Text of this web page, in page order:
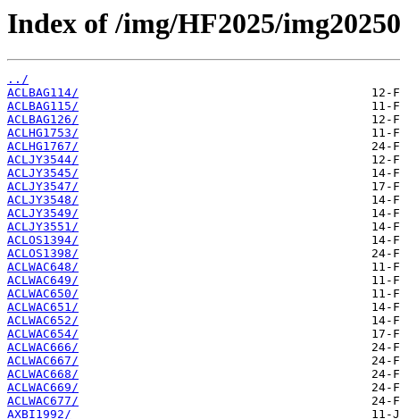
Index of /img/HF2025/
../
ACLBAG114/
ACLBAG115/
ACLBAG126/
ACLHG1753/
ACLHG1767/
ACLJY3544/
ACLJY3545/
ACLJY3547/
ACLJY3548/
ACLJY3549/
ACLJY3551/
ACLOS1394/
ACLOS1398/
ACLWAC648/
ACLWAC649/
ACLWAC650/
ACLWAC651/
ACLWAC652/
ACLWAC654/
ACLWAC666/
ACLWAC667/
ACLWAC668/
ACLWAC669/
ACLWAC677/
AXBI1992/